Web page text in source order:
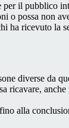
il pubblico
o possa non
ha ricevuto la
diverse da
ricavare,
alla